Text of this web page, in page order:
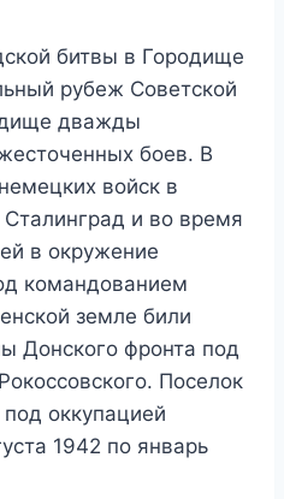
битвы в Городище
рубеж Советской
дважды
боев. В
войск в
Сталинград и во время
в окружение
командованием
земле били
Донского фронта под
Поселок
оккупацией
1942 по январь